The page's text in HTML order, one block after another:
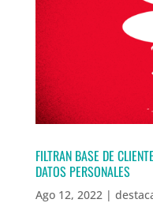
FILTRAN BASE DE
DATOS PERSONALES
Ago 12, 2022|